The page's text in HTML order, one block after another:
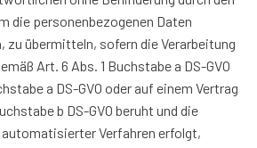
die personenbezogenen Daten
zu übermitteln, sofern die Verarbeitung
Art. 6 Abs. 1 Buchstabe a DS-GVO
a DS-GVO oder auf einem Vertrag
b DS-GVO beruht und die
Verfahren erfolgt,